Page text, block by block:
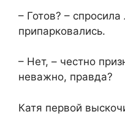
– Готов? –
припарковались.
– Нет, – честно
неважно, правда?
Катя первой